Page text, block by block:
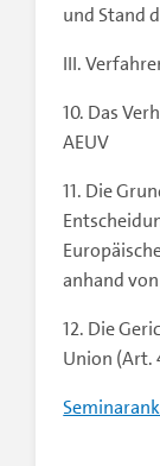
und Stand
III.
10. Das
AEUV
11. Die
anhand
12. Die
Union (Art.